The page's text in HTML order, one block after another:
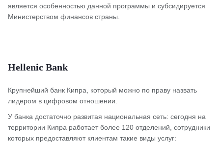
является особенностью данной программы и субсидируется
Министерством финансов страны.
Hellenic Bank
Крупнейший банк Кипра, который можно по праву назвать
лидером в цифровом отношении.
У банка достаточно развитая национальная сеть: сегодня на
территории Кипра работает более 120 отделений, сотрудники
которых предоставляют клиентам такие виды услуг: